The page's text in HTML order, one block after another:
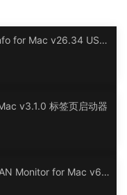
for Mac v26.34 USB
v3.1.0 标签页启动器
Monitor for Mac v6.